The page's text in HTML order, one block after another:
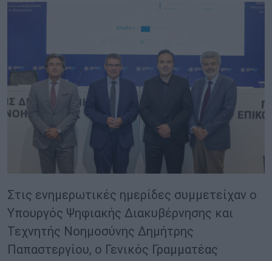
Στις ενημερωτικές ημερίδες συμμετείχαν ο
Υπουργός Ψηφιακής Διακυβέρνησης και
Τεχνητής Νοημοσύνης Δημήτρης
Παπαστεργίου, ο Γενικός Γραμματέας